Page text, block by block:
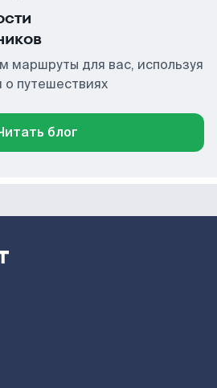
маршруты для вас, используя
о путешествиях
блог